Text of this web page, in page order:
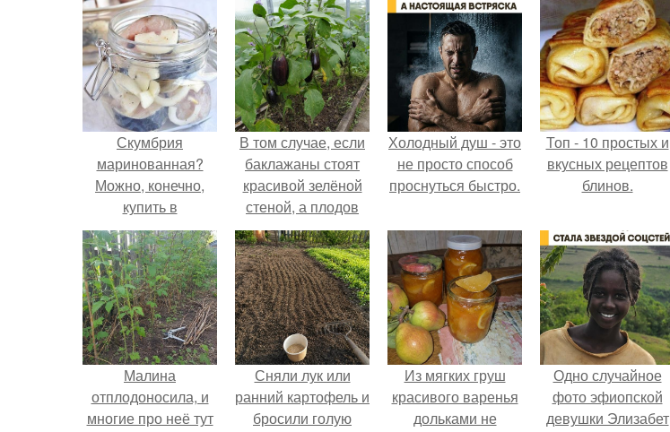
Скумбрия
маринованная?
Можно, конечно,
купить в
супермаркете
готовую
маринованную
скумбрию.
В том случае, если
баклажаны стоят
красивой зелёной
стеной, а плодов
почти не видно -
радоваться тут
нечему.
Холодный душ - это
не просто способ
проснуться быстро.
Топ - 10 простых и
вкусных рецептов
блинов.
Малина
отплодоносила, и
многие про неё тут
Сняли лук или
ранний картофель и
бросили голую
Из мягких груш
красивого варенья
дольками не
Одно случайное
фото эфиопской
девушки Элизабет